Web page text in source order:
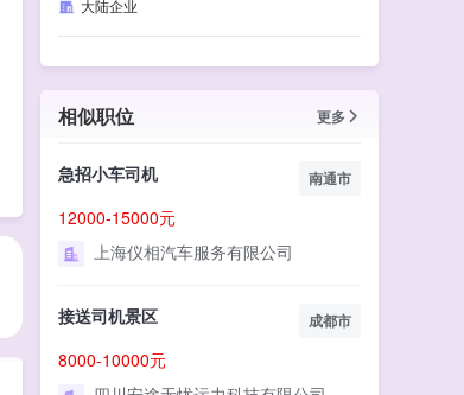
大陆企业
相似职位 更多
急招小车司机 南通市
12000-15000元
上海仪相汽车服务有限公司
接送司机景区 成都市
8000-10000元